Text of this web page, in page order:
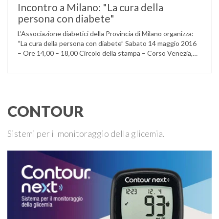
Incontro a Milano: "La cura della
persona con diabete"
L’Associazione diabetici della Provincia di Milano organizza:
“La cura della persona con diabete” Sabato 14 maggio 2016
– Ore 14,00 – 18,00 Circolo della stampa – Corso Venezia,
CONTOUR
Sistemi per il monitoraggio della glicemia.